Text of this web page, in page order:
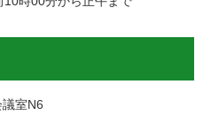
室N6